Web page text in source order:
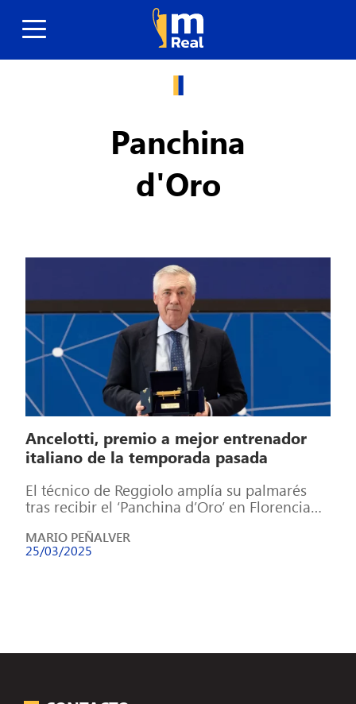
Panchina
d'Oro
Ancelotti, premio a mejor entrenador
italiano de la temporada pasada
El técnico de Reggiolo amplía su palmarés
tras recibir el ‘Panchina d’Oro’ en Florencia
MARIO PEÑALVER
25/03/2025